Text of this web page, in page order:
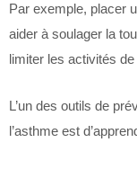
Par exemple, placer
aider à soulager la
limiter les activités
L’un des outils de
l’asthme est